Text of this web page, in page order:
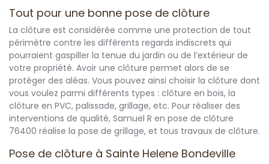
Tout pour une bonne pose de clôture
La clôture est considérée comme une protection de tout
périmètre contre les différents regards indiscrets qui
pourraient gaspiller la tenue du jardin ou de l’extérieur de
votre propriété. Avoir une clôture permet alors de se
protéger des aléas. Vous pouvez ainsi choisir la clôture dont
vous voulez parmi différents types : clôture en bois, la
clôture en PVC, palissade, grillage, etc. Pour réaliser des
interventions de qualité, Samuel R en pose de clôture
76400 réalise la pose de grillage, et tous travaux de clôture.
Pose de clôture à Sainte Helene Bondeville